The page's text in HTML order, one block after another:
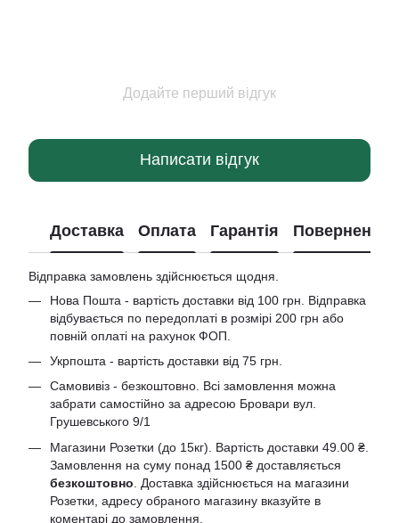
Додайте перший відгук
Написати відгук
Доставка Оплата Гарантія Повернення
Відправка замовлень здійснюється щодня.
Нова Пошта - вартість доставки від 100 грн. Відправка
відбувається по передоплаті в розмірі 200 грн або
повній оплаті на рахунок ФОП.
Укрпошта - вартість доставки від 75 грн.
Самовивіз - безкоштовно. Всі замовлення можна
забрати самостійно за адресою Бровари вул.
Грушевського 9/1
Магазини Розетки (до 15кг). Вартість доставки 49.00 ₴.
Замовлення на суму понад 1500 ₴ доставляється
безкоштовно . Доставка здійснюється на магазини
Розетки, адресу обраного магазину вказуйте в
коментарі до замовлення.